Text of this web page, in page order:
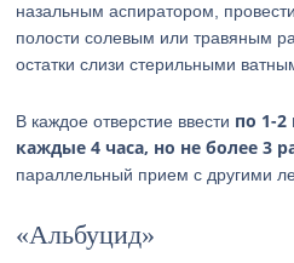
назальным аспиратором,
полости солевым или травяным
остатки слизи стерильными
В каждое отверстие ввести по 1-2
каждые 4 часа, но не более 3
параллельный прием с другими
«Альбуцид»